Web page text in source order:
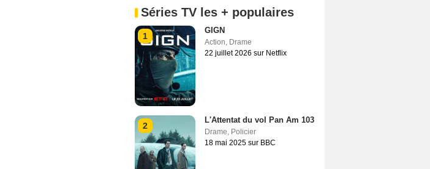
Séries TV les + populaires
1
GIGN
Action, Drame
22 juillet 2026 sur Netflix
2
L'Attentat du vol Pan Am 103
Drame, Policier
18 mai 2025 sur BBC